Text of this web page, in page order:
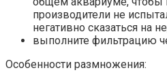
производители не
негативно сказаться на
выполните фильтрацию
Особенности размножения: